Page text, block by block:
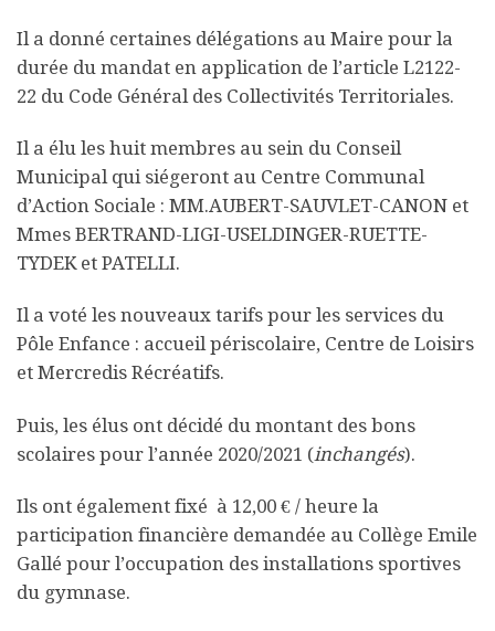
Il a donné certaines délégations au Maire pour la
durée du mandat en application de l’article L2122-
22 du Code Général des Collectivités Territoriales.
Il a élu les huit membres au sein du Conseil
Municipal qui siégeront au Centre Communal
d’Action Sociale : MM.AUBERT-SAUVLET-CANON et
Mmes BERTRAND-LIGI-USELDINGER-RUETTE-
TYDEK et PATELLI.
Il a voté les nouveaux tarifs pour les services du
Pôle Enfance : accueil périscolaire, Centre de Loisirs
et Mercredis Récréatifs.
Puis, les élus ont décidé du montant des bons
scolaires pour l’année 2020/2021 (inchangés).
Ils ont également fixé à 12,00 € / heure la
participation financière demandée au Collège Emile
Gallé pour l’occupation des installations sportives
du gymnase.